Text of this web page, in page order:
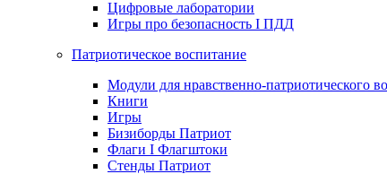
Цифровые лаборатории
Игры про безопасность I ПДД
Патриотическое воспитание
Модули для нравственно-патриотического
Книги
Игры
Бизиборды Патриот
Флаги I Флагштоки
Стенды Патриот